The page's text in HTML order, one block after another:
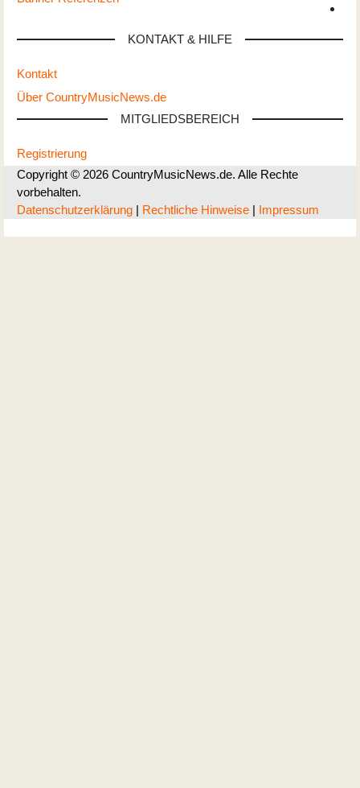
KONTAKT & HILFE
Kontakt
Über CountryMusicNews.de
MITGLIEDSBEREICH
Registrierung
Copyright © 2026 CountryMusicNews.de. Alle Rechte
vorbehalten.
Datenschutzerklärung | Rechtliche Hinweise | Impressum